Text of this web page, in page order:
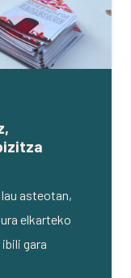
asteotan,
elkarteko
gara